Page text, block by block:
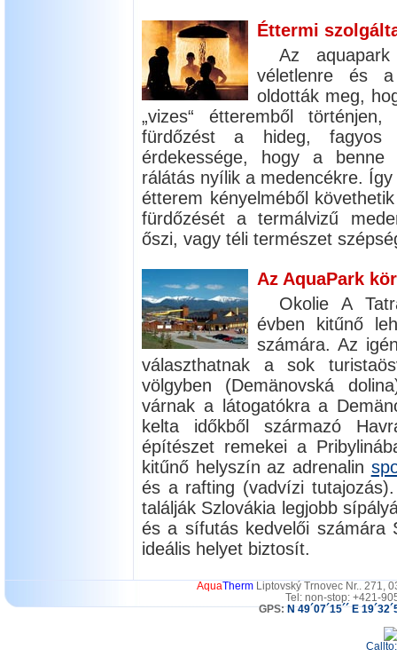
Éttermi
Az
véletlenre és
oldották meg,
„vizes“ étteremből
fürdőzést a hideg, fagyos
érdekessége, hogy a benne
rálátás nyílik a medencékre.
étterem kényelméből
fürdőzését a termálvizű
őszi, vagy téli természet
Az AquaPark
Okolie A
évben kitűnő
számára. Az
választhatnak a sok
völgyben (Demänovská
várnak a látogatókra a
kelta időkből származó
építészet remekei a
kitűnő helyszín az adrenalin
és a rafting (vadvízi
találják Szlovákia legjobb
és a sífutás kedvelői számára
ideális helyet biztosít.
AquaThermLiptovský Trnovec Nr.. 271,
Tel: non-stop: +421-
GPS:N 49´07´15´´ E